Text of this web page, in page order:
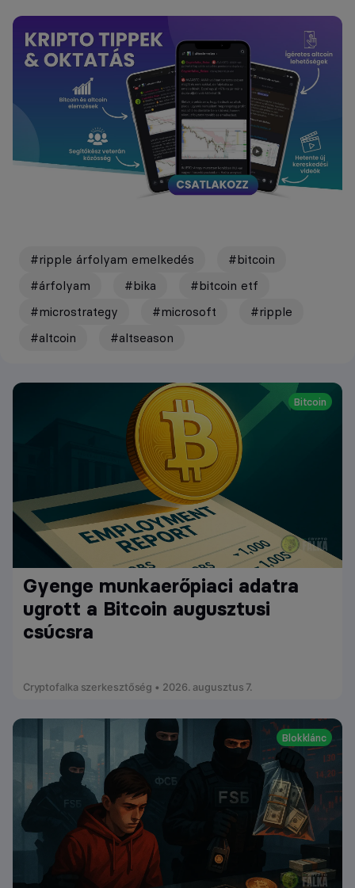
#ripple árfolyam emelkedés
#bitcoin
#árfolyam
#bika
#bitcoin etf
#microstrategy
#microsoft
#ripple
#altcoin
#altseason
Bitcoin
Gyenge munkaerőpiaci adatra
ugrott a Bitcoin augusztusi
csúcsra
Cryptofalka szerkesztőség • 2026. augusztus 7.
Blokklánc